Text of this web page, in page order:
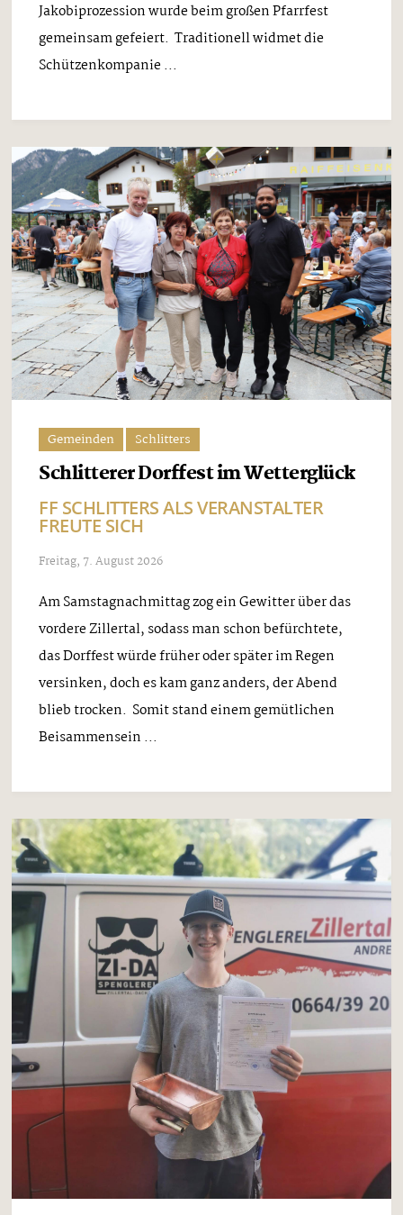
Jakobiprozession wurde beim großen Pfarrfest
gemeinsam gefeiert. Traditionell widmet die
Schützenkompanie ...
Gemeinden Schlitters
Schlitterer Dorffest im Wetterglück
FF SCHLITTERS ALS VERANSTALTER
FREUTE SICH
Freitag, 7. August 2026
Am Samstagnachmittag zog ein Gewitter über das
vordere Zillertal, sodass man schon befürchtete,
das Dorffest würde früher oder später im Regen
versinken, doch es kam ganz anders, der Abend
blieb trocken. Somit stand einem gemütlichen
Beisammensein ...